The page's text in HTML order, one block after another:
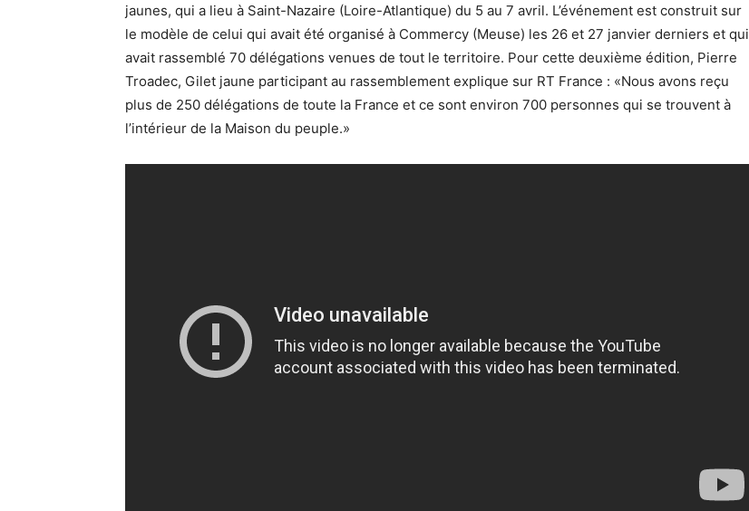
jaunes, qui a lieu à Saint-Nazaire (Loire-Atlantique) du 5 au 7 avril. L’événement est construit sur
le modèle de celui qui avait été organisé à Commercy (Meuse) les 26 et 27 janvier derniers et qui
avait rassemblé 70 délégations venues de tout le territoire. Pour cette deuxième édition, Pierre
Troadec, Gilet jaune participant au rassemblement explique sur RT France : «Nous avons reçu
plus de 250 délégations de toute la France et ce sont environ 700 personnes qui se trouvent à
l’intérieur de la Maison du peuple.»